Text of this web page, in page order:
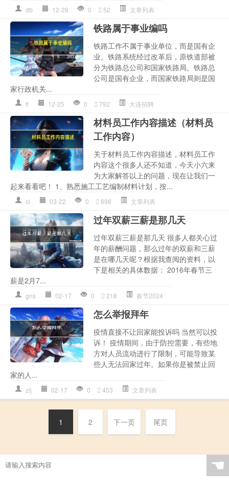
db 12-28 0 52 文章列表
铁路属于事业编吗
铁路工作不属于事业单位，而是国有企
业。铁路系统经过改革后，原铁道部被
分为铁路总公司和国家铁路局。铁路总
公司是国有企业，而国家铁路局则是国
家行政机关...
tl 12-25 0 792 大连招聘
材料员工作内容描述（材料员
工作内容）
关于材料员工作内容描述，材料员工作
内容这个很多人还不知道，今天小六来
为大家解答以上的问题，现在让我们一
起来看看吧！ 1、熟悉施工工艺编制材料计划，按...
cl 03-22 0 898 文章列表
过年双薪三薪是那几天
过年双薪三薪是那几天 很多人都关心过
年的薪酬问题，那么过年的双薪和三薪
是在哪几天呢？根据我查阅的资料，以
下是相关的具体数据： 2016年春节三
薪是2月7...
gns 02-17 0 218 春节2024
怎么举报拜年
疫情直接不让回家能投诉吗 当然可以投
诉！ 疫情期间，由于防控需要，有些地
方对人员流动进行了限制，可能导致某
些人无法回家过年。如果你是被禁止回
家的人...
zlj 02-17 0 453 文章列表
1 2 下一页 尾页
☚